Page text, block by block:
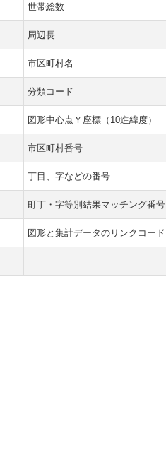
世帯総数
周辺長
市区町村名
分類コード
図形中心点Ｙ座標（10進緯度）
市区町村番号
丁目、字などの番号
町丁・字等別結果マッチング番号
図形と集計データのリンクコード